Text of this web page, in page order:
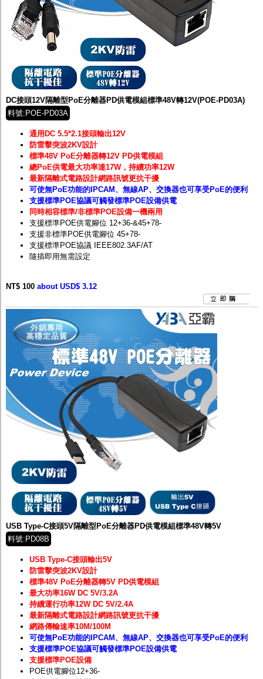
DC接頭12V隔離型PoE分離器PD供電模組標準48V轉12V(POE-PD03A)
料號:POE-PD03A
通用DC 5.5*2.1接頭輸出12V
防雷擊突波2KV設計
標準48V PoE分離器轉12V PD供電模組
總PoE供電最大功率達17W，持續功率12W
最新隔離式電路設計網路訊號更抗干擾
可使無PoE功能的IPCAM、無線AP、交換器也可享受PoE的便利
支援標準POE協議可觸發標準POE設備供電
同時相容標準/非標準POE設備一機兩用
支援標準POE供電腳位 12+36-&45+78-
支援非標準POE供電腳位 45+78-
支援標準POE協議 IEEE802.3AF/AT
隨插即用無需設定
NT$ 100 about USD$ 3.12
USB Type-C接頭5V隔離型PoE分離器PD供電模組標準48V轉5V
料號:PD08B
USB Type-C接頭輸出5V
防雷擊突波2KV設計
標準48V PoE分離器轉5V PD供電模組
最大功率16W DC 5V/3.2A
持續運行功率12W DC 5V/2.4A
最新隔離式電路設計網路訊號更抗干擾
網路傳輸速率10M/100M
可使無PoE功能的IPCAM、無線AP、交換器也可享受PoE的便利
支援標準POE協議可觸發標準POE設備供電
支援標準POE設備
POE供電腳位12+36-